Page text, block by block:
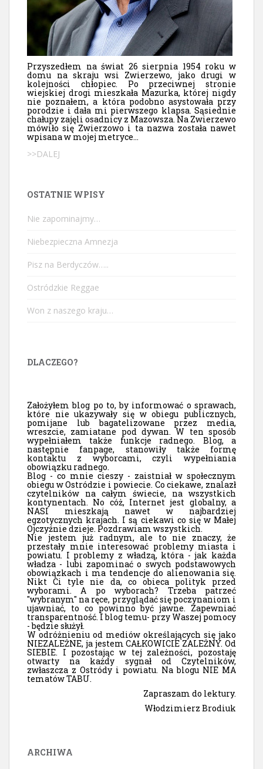
Przyszedłem na świat 26 sierpnia 1954 roku w
domu na skraju wsi Zwierzewo, jako drugi w
kolejności chłopiec. Po przeciwnej stronie
wiejskiej drogi mieszkała Mazurka, której nigdy
nie poznałem, a która podobno asystowała przy
porodzie i dała mi pierwszego klapsa. Sąsiednie
chałupy zajęli osadnicy z Mazowsza. Na Zwierzewo
mówiło się Zwierzowo i ta nazwa została nawet
wpisana w mojej metryce...
>>DALEJ
OSTATNIE WPISY
Nie zapominajmy…
Niebezpieczna Amnezja
Pisz na Berdyczów…..
Ostródzkie Reggae
Won z naszego kraju…
DLACZEGO?
Założyłem blog po to, by informować o sprawach,
które nie ukazywały się w obiegu publicznych,
pomijane lub bagatelizowane przez media,
wreszcie, zamiatane pod dywan. W ten sposób
wypełniałem także funkcje radnego. Blog, a
następnie fanpage, stanowiły także formę
kontaktu z wyborcami, czyli wypełniania
obowiązku radnego.
Blog - co mnie cieszy - zaistniał w społecznym
obiegu w Ostródzie i powiecie. Co ciekawe, znalazł
czytelników na całym świecie, na wszystkich
kontynentach. No cóż, Internet jest globalny, a
NASI mieszkają nawet w najbardziej
egzotycznych krajach. I są ciekawi co się w Małej
Ojczyźnie dzieje. Pozdrawiam wszystkich.
Nie jestem już radnym, ale to nie znaczy, że
przestały mnie interesować problemy miasta i
powiatu. I problemy z władzą, która - jak każda
władza - lubi zapominać o swych podstawowych
obowiązkach i ma tendencje do alienowania się.
Nikt Ci tyle nie da, co obieca polityk przed
wyborami. A po wyborach? Trzeba patrzeć
"wybranym" na ręce, przyglądać się poczynaniom i
ujawniać, to co powinno być jawne. Zapewniać
transparentność. I blog temu- przy Waszej pomocy
- będzie służył.
W odróżnieniu od mediów określających się jako
NIEZALEŻNE, ja jestem CAŁKOWICIE ZALEŻNY. Od
SIEBIE. I pozostając w tej zależności, pozostaję
otwarty na każdy sygnał od Czytelników,
zwłaszcza z Ostródy i powiatu. Na blogu NIE MA
tematów TABU.
Zapraszam do lektury.
Włodzimierz Brodiuk
ARCHIWA